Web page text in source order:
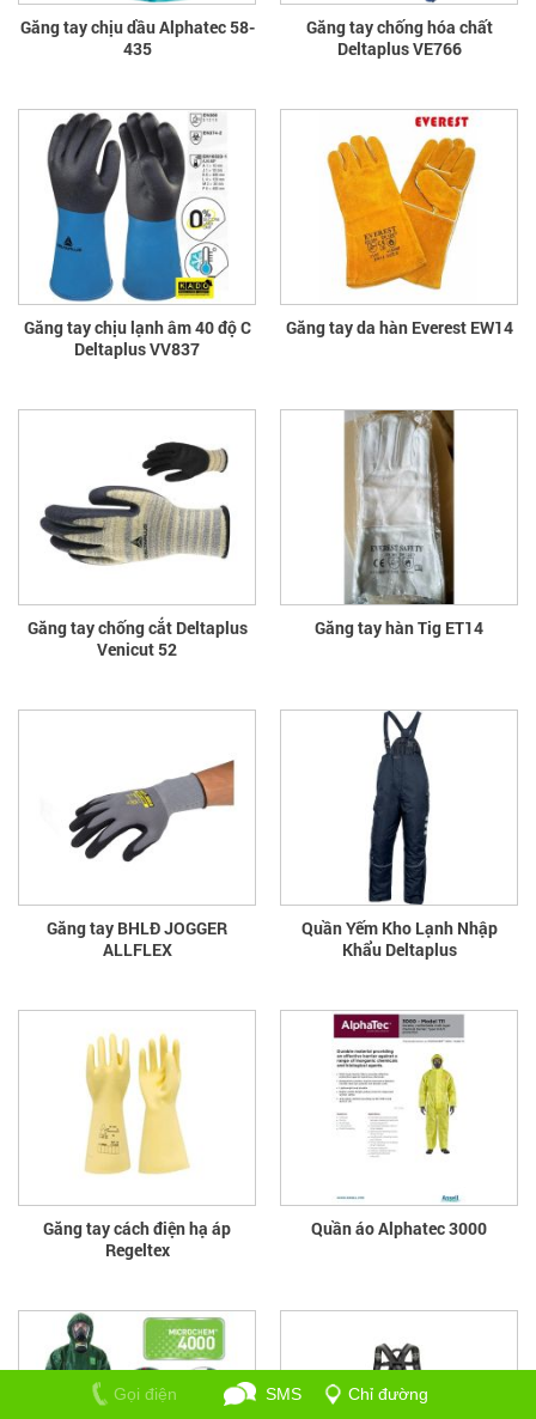
Găng tay chịu dầu Alphatec 58-
435
Găng tay chống hóa chất
Deltaplus VE766
Găng tay chịu lạnh âm 40 độ C
Deltaplus VV837
Găng tay da hàn Everest EW14
Găng tay chống cắt Deltaplus
Venicut 52
Găng tay hàn Tig ET14
Găng tay BHLĐ JOGGER
ALLFLEX
Quần Yếm Kho Lạnh Nhập
Khẩu Deltaplus
Găng tay cách điện hạ áp
Regeltex
Quần áo Alphatec 3000
Gọi điện SMS Chỉ đường